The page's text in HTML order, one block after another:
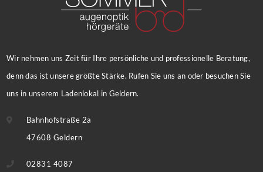
Wir nehmen uns Zeit für Ihre persönliche und professionelle Beratung,
denn das ist unsere größte Stärke. Rufen Sie uns an oder besuchen Sie
uns in unserem Ladenlokal in Geldern.
Bahnhofstraße 2a
47608 Geldern
02831 4087